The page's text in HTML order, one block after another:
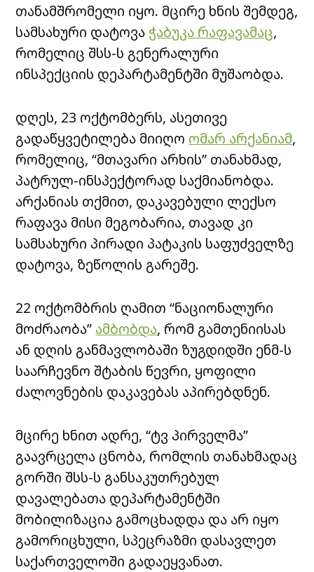
თანამშრომელი იყო. მცირე ხნის შემდეგ,
სამსახური დატოვა ჭაბუკა რაფავამაც,
რომელიც შსს-ს გენერალური
ინსპექციის დეპარტამენტში მუშაობდა.
დღეს, 23 ოქტომბერს, ასეთივე
გადაწყვეტილება მიიღო ომარ არქანიამ,
რომელიც, “მთავარი არხის” თანახმად,
პატრულ-ინსპექტორად საქმიანობდა.
არქანიას თქმით, დაკავებული ლექსო
რაფავა მისი მეგობარია, თავად კი
სამსახური პირადი პატაკის საფუძველზე
დატოვა, ზეწოლის გარეშე.
22 ოქტომბრის ღამით “ნაციონალური
მოძრაობა” ამბობდა, რომ გამთენიისას
ან დღის განმავლობაში ზუგდიდში ენმ-ს
საარჩევნო შტაბის წევრი, ყოფილი
ძალოვნების დაკავებას აპირებდნენ.
მცირე ხნით ადრე, “ტვ პირველმა”
გაავრცელა ცნობა, რომლის თანახმადაც
გორში შსს-ს განსაკუთრებულ
დავალებათა დეპარტამენტში
მობილიზაცია გამოცხადდა და არ იყო
გამორიცხული, სპეცრაზმი დასავლეთ
საქართველოში გადაეყვანათ.